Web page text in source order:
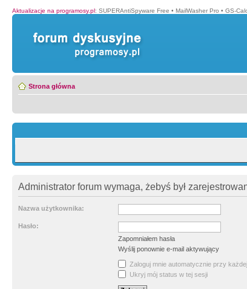
Aktualizacje na programosy.pl: SUPERAntiSpyware Free • MailWasher Pro • GS-
Strona główna
Administrator forum wymaga, żebyś był
Nazwa użytkownika:
Hasło:
Zapomniałem hasła
Wyślij ponownie e-mail aktywujący
Zaloguj mnie automatycznie przy
Ukryj mój status w tej sesji